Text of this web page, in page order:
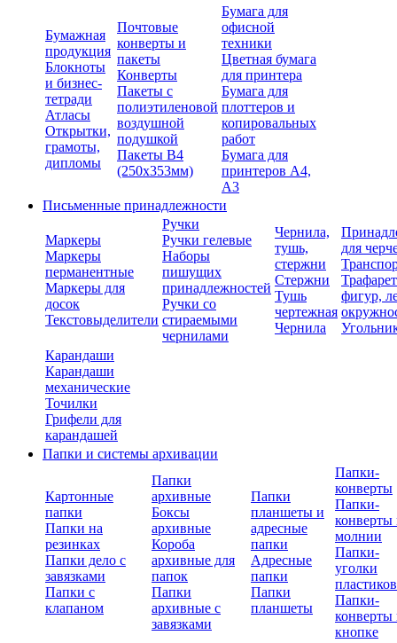
Бумажная
продукция
Блокноты
и бизнес-
тетради
Атласы
Открытки,
грамоты,
дипломы
Почтовые
конверты и
пакеты
Конверты
Пакеты с
полиэтиленовой
воздушной
подушкой
Пакеты В4
(250х353мм)
Бумага для
офисной
техники
Цветная бумага
для принтера
Бумага для
плоттеров и
копировальных
работ
Бумага для
принтеров А4,
А3
Письменные принадлежности
Маркеры
Маркеры
перманентные
Маркеры для
досок
Текстовыделители
Ручки
Ручки гелевые
Наборы
пишущих
принадлежностей
Ручки со
стираемыми
чернилами
Чернила,
тушь,
стержни
Стержни
Тушь
чертежная
Чернила
для
фигур,
Карандаши
Карандаши
механические
Точилки
Грифели для
карандашей
Папки и системы архивации
Картонные
папки
Папки на
резинках
Папки дело с
завязками
Папки с
клапаном
Папки
архивные
Боксы
архивные
Короба
архивные для
папок
Папки
архивные с
завязками
Папки
планшеты и
адресные
папки
Адресные
папки
Папки
планшеты
Папки-
конверты
Папки-
конверты
молнии
Папки-
уголки
Папки-
конверты
кнопке